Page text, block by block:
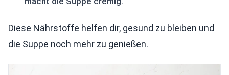
Diese Nährstoffe helfen dir, gesund zu bleiben und
die Suppe noch mehr zu genießen.